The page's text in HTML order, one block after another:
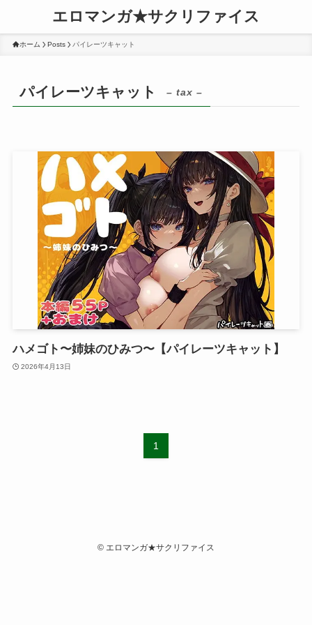
エロマンガ★サクリファイス
ホーム Posts パイレーツキャット
パイレーツキャット – tax –
ハメゴト〜姉妹のひみつ〜【パイレーツキャット】
2026年4月13日
1
© エロマンガ★サクリファイス